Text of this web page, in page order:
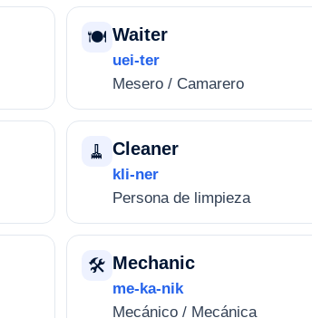
🍽️ Waiter
uei-ter
Mesero / Camarero
🧹 Cleaner
kli-ner
Persona de limpieza
🛠️ Mechanic
me-ka-nik
Mecánico / Mecánica